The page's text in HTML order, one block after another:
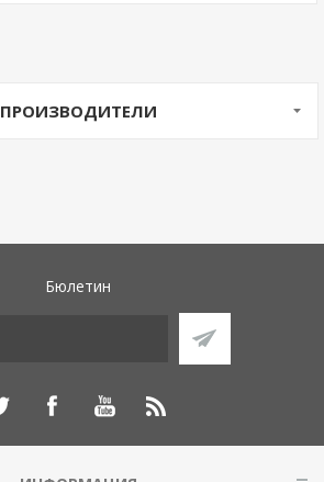
ПРОИЗВОДИТЕЛИ
Бюлетин